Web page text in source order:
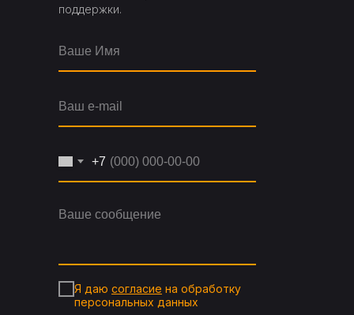
+7
Я даю согласие на обработку
персональных данных
поддержки.